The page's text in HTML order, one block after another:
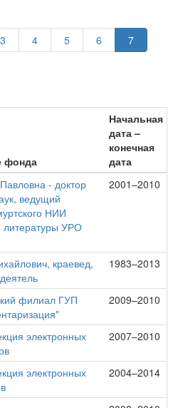
3 4 5 6 7
фонда
Начальная
дата –
конечная
дата
- доктор
ведущий
НИИ
литературы УРО
2001–2010
краевед,
1983–2013
филиал ГУП
2009–2010
электронных
2007–2010
электронных
2004–2014